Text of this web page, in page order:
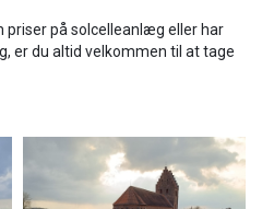
priser på solcelleanlæg eller har
er du altid velkommen til at tage